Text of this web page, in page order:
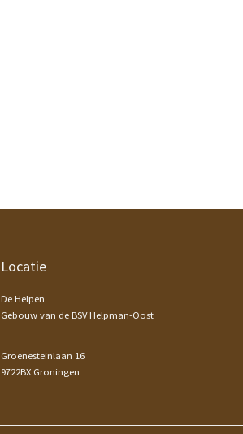
Locatie
De Helpen
Gebouw van de BSV Helpman-Oost
Groenesteinlaan 16
9722BX Groningen